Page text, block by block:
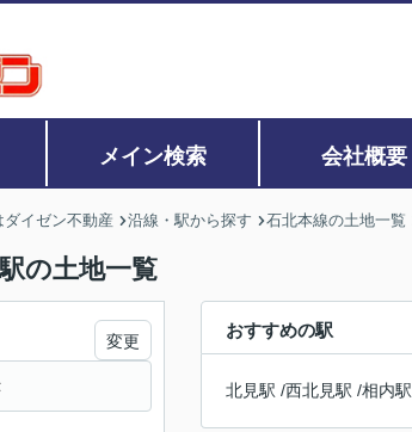
メイン検索 会社概要
イゼン不動産 沿線・駅から探す 石北本線の土地一覧
の土地一覧
おすすめの駅
北見駅 /西北見駅 /相内駅
変更